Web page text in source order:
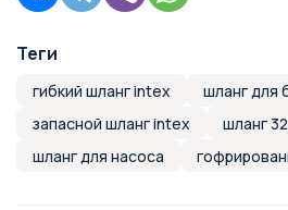
Теги
гибкий шланг intex
шланг для
запасной шланг intex
шланг
шланг для насоса